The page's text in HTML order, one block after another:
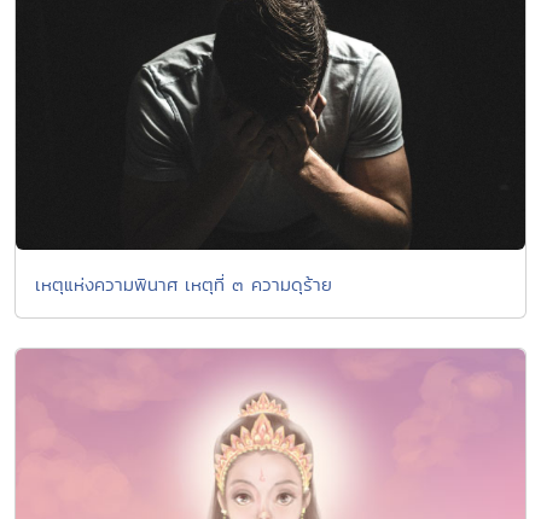
เหตุแห่งความพินาศ เหตุที่ ๓ ความดุร้าย